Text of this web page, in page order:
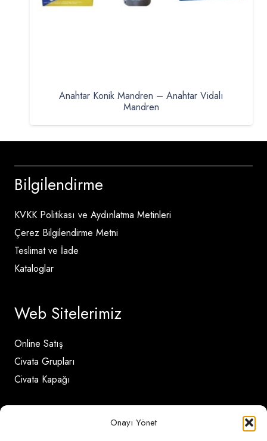
Onayı Yönet
Anahtar Konik Mandren – Anahtar Vidalı
Mandren
Bilgilendirme
KVKK Politikası ve Aydınlatma Metinleri
Çerez Bilgilendirme Metni
Teslimat ve İade
Kataloglar
Web Sitelerimiz
Online Satış
Civata Grupları
Civata Kapağı
İletişim Detayları